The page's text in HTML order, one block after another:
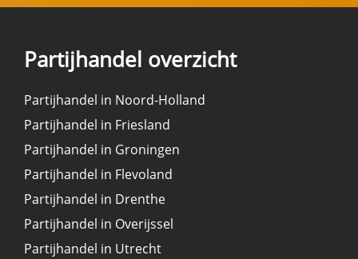
Partijhandel overzicht
Partijhandel in Noord-Holland
Partijhandel in Friesland
Partijhandel in Groningen
Partijhandel in Flevoland
Partijhandel in Drenthe
Partijhandel in Overijssel
Partijhandel in Utrecht